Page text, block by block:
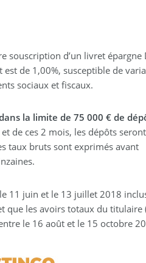
d’un livret épargne
de 1,00%, susceptible de
sociaux et fiscaux.
la limite de 75 000 € de
de ces 2 mois, les dépôts seront
taux bruts sont exprimés avant
11 juin et le 13 juillet 2018
que les avoirs totaux du titulaire
le 16 août et le 15 octobre